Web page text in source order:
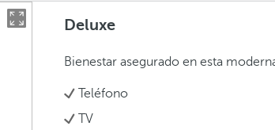
Deluxe
Bienestar asegurado en esta
Teléfono
TV